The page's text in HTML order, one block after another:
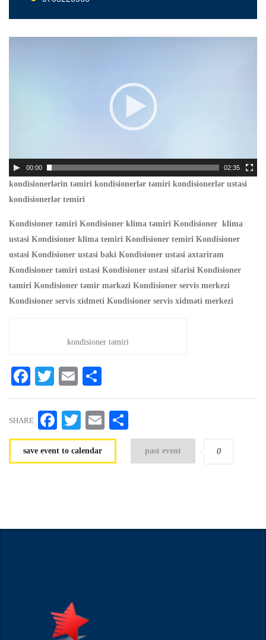
00:00 02:35
kondisionerlərin təmiri kondisionerlər təmiri kondisionerlər ustasi
kondisionerlər temiri
Kondisioner təmiri Kondisioner klima təmiri Kondisioner klima
ustasi Kondisioner klima temiri Kondisioner temiri Kondisioner
ustasi Kondisioner ustasi baki Kondisioner ustasi axtariram
Kondisioner təmiri ustasi Kondisioner ustasi sifarisi Kondisioner
tamiri Kondisioner təmir mərkəzi Kondisioner servis merkezi
Kondisioner servis xidmeti Kondisioner servis xidməti merkezi
kondisioner təmiri
Facebook
TwitterEmail
SHARE Facebook
TwitterEmail
save event to calendar past event 0